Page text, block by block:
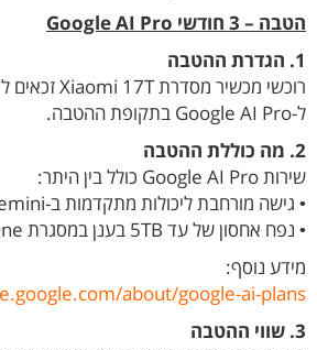
הטבה – 3 חודשי Google AI Pro
1. הגדרת ההטבה
ל-Google AI Pro בתקופת ההטבה.
2. מה כוללת ההטבה
שירות Google AI Pro כולל בין היתר:
• גישה מורחבת ליכולות מתקדמות ב-Gemini.
• נפח אחסון של עד 5TB בענן במסגרת Google One
מידע נוסף:
about/google-ai-plans
3. שווי ההטבה